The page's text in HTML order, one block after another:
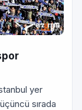
yer
sırada